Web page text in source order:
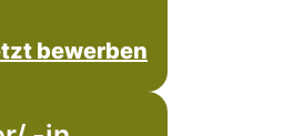
bewerben